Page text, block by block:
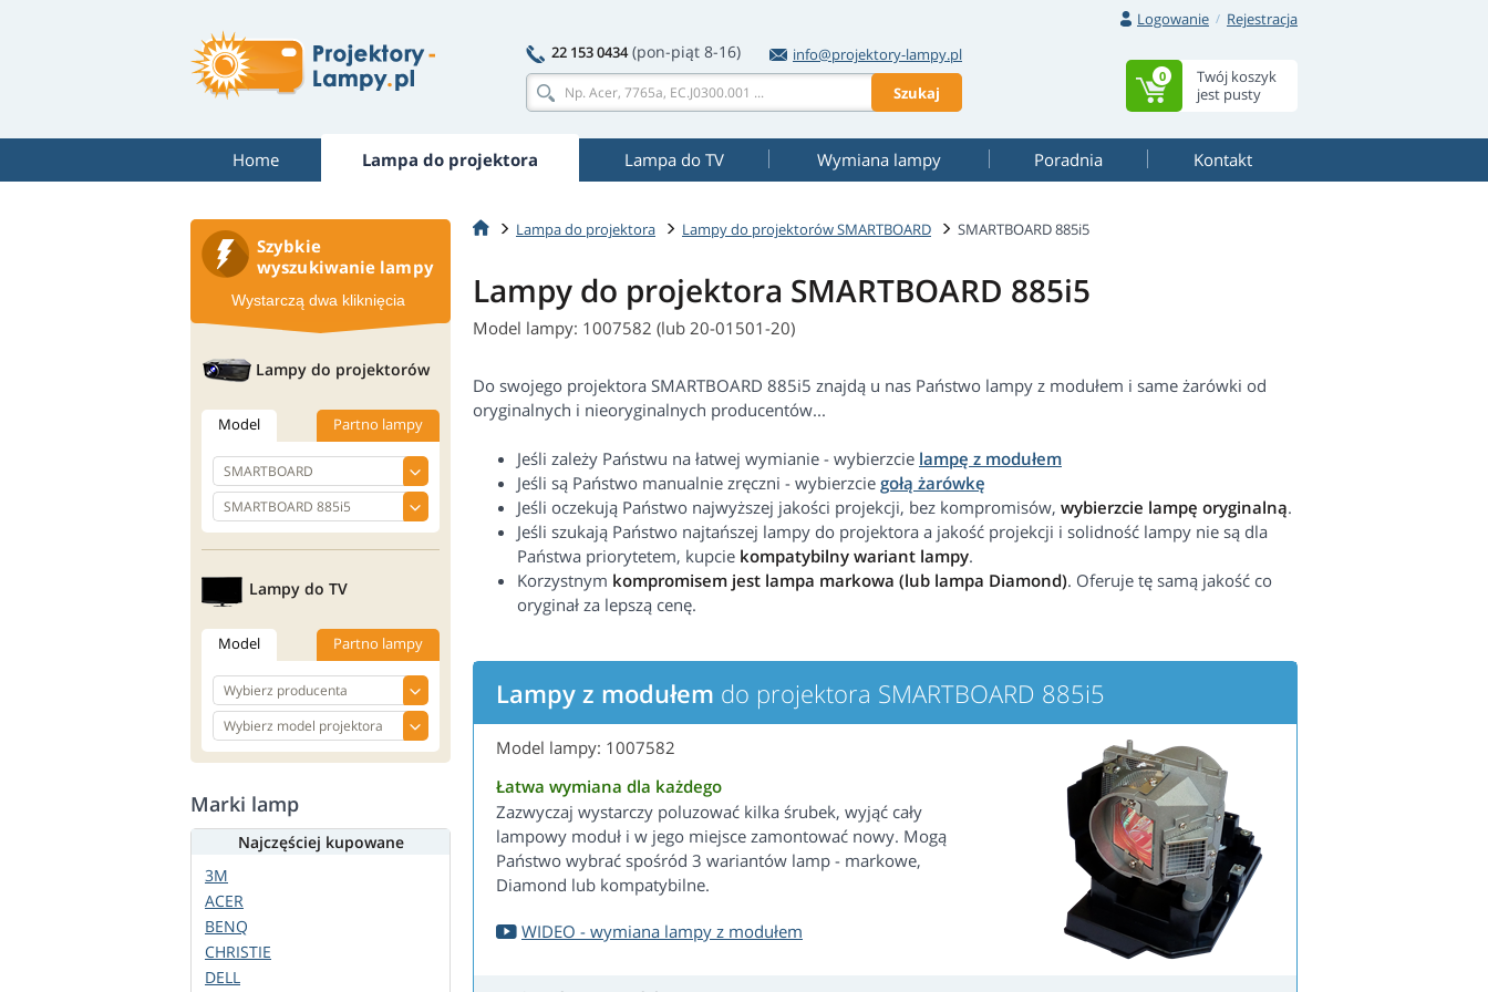
Logowanie
Rejestracja
22 153 0434 (pon-piąt 8-16)
info@projektory-lampy.pl
Szukaj
Twój koszyk
jest pusty
0
Home Lampa do projektora Lampa do TV Wymiana lampy Poradnia Kontakt
Lampa do projektora Lampy do projektorów SMARTBOARD SMARTBOARD 885i5
Lampy do projektora SMARTBOARD 885i5
Model lampy: 1007582 (lub 20-01501-20)
Do swojego projektora SMARTBOARD 885i5 znajdą u nas Państwo lampy z modułem i same żarówki od
oryginalnych i nieoryginalnych producentów...
Jeśli zależy Państwu na łatwej wymianie - wybierzcie lampę z modułem
Jeśli są Państwo manualnie zręczni - wybierzcie gołą żarówkę
Jeśli oczekują Państwo najwyższej jakości projekcji, bez kompromisów, wybierzcie lampę oryginalną.
Jeśli szukają Państwo najtańszej lampy do projektora a jakość projekcji i solidność lampy nie są dla
Państwa priorytetem, kupcie kompatybilny wariant lampy.
Korzystnym kompromisem jest lampa markowa (lub lampa Diamond). Oferuje tę samą jakość co
oryginał za lepszą cenę.
Lampy z modułem do projektora SMARTBOARD 885i5
Model lampy: 1007582
Łatwa wymiana dla każdego
Zazwyczaj wystarczy poluzować kilka śrubek, wyjąć cały
lampowy moduł i w jego miejsce zamontować nowy. Mogą
Państwo wybrać spośród 3 wariantów lamp - markowe,
Diamond lub kompatybilne.
WIDEO - wymiana lampy z modułem
Szybkie
wyszukiwanie lampy
Wystarczą dwa kliknięcia
Lampy do projektorów
Model Partno lampy
Lampy do TV
Model Partno lampy
Marki lamp
Najczęściej kupowane
3M
ACER
BENQ
CHRISTIE
DELL